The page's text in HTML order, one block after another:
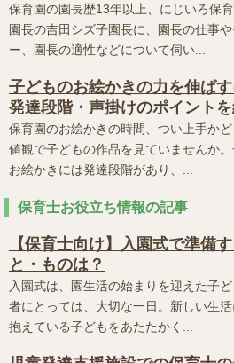
保育園の園長歴13年以上、にじいろ保
園長の吉田シズ子園長に、園長の仕事や
ー、園長の適性などについて伺い...
子どものお絵かきの力を伸ばす
発達段階・声掛けのポイントを
保育園のお絵かきの時間、つい上手か
値観で子どもの作品を見ていませんか
お絵かきには発達段階があり、...
保育士お役立ち情報の記事
【保育士向け】入園式で準備す
と・ものは？
入園式は、園生活の始まりを迎えた子
者にとっては、大切な一日。新しい生
抱えている子どもをあたたかく...